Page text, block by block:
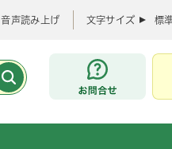
音声読み上げ 文字サイズ 標
お問合せ